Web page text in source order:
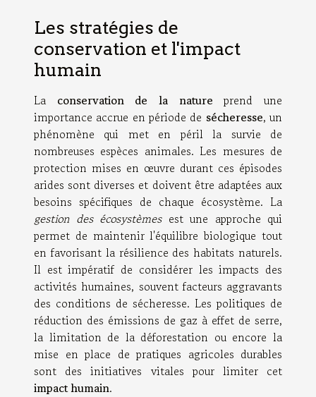
Les stratégies de
conservation et l'impact
humain
La conservation de la nature prend une
importance accrue en période de sécheresse, un
phénomène qui met en péril la survie de
nombreuses espèces animales. Les mesures de
protection mises en œuvre durant ces épisodes
arides sont diverses et doivent être adaptées aux
besoins spécifiques de chaque écosystème. La
gestion des écosystèmesest une approche qui
permet de maintenir l'équilibre biologique tout
en favorisant la résilience des habitats naturels.
Il est impératif de considérer les impacts des
activités humaines, souvent facteurs aggravants
des conditions de sécheresse. Les politiques de
réduction des émissions de gaz à effet de serre,
la limitation de la déforestation ou encore la
mise en place de pratiques agricoles durables
sont des initiatives vitales pour limiter cet
impact humain.